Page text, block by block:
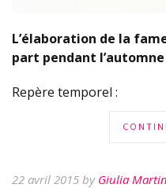
L’élaboration de la
part pendant l’automne
Repère temporel :
22 avril 2015 by Giulia